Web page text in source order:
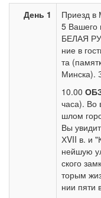
День 1
При­езд в
5 Ва­ше­го
БЕЛАЯ
ние в
та
Мин­ска).
10.00
ча­са). Во
шлом
Вы
ХVII в. и
ней­шую
ско­го
то­рым
нии пя­ти